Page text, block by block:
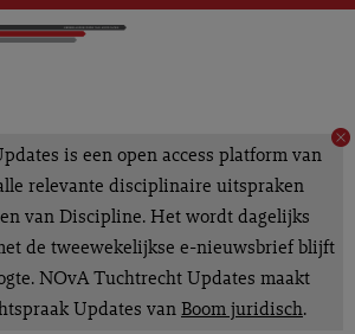
is een open access platform van
relevante disciplinaire uitspraken
van Discipline. Het wordt dagelijks
de tweewekelijkse e-nieuwsbrief blijft
NOvA Tuchtrecht Updates maakt
Updates vanBoom juridisch.